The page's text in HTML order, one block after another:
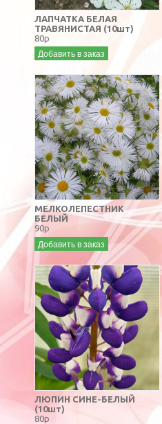
ЛАПЧАТКА БЕЛАЯ
ТРАВЯНИСТАЯ (10шт)
80р
Добавить в заказ
МЕЛКОЛЕПЕСТНИК
БЕЛЫЙ
90р
Добавить в заказ
ЛЮПИН СИНЕ-БЕЛЫЙ
(10шт)
80р